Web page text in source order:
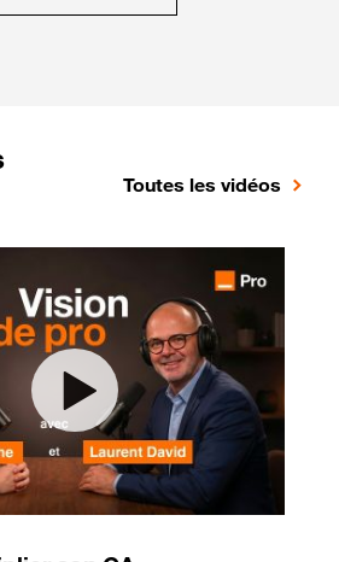
Toutes les vidéos